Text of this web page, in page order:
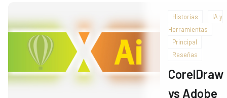
Historias
IA y
Herramientas
Principal
Reseñas
CorelDraw
vs Adobe